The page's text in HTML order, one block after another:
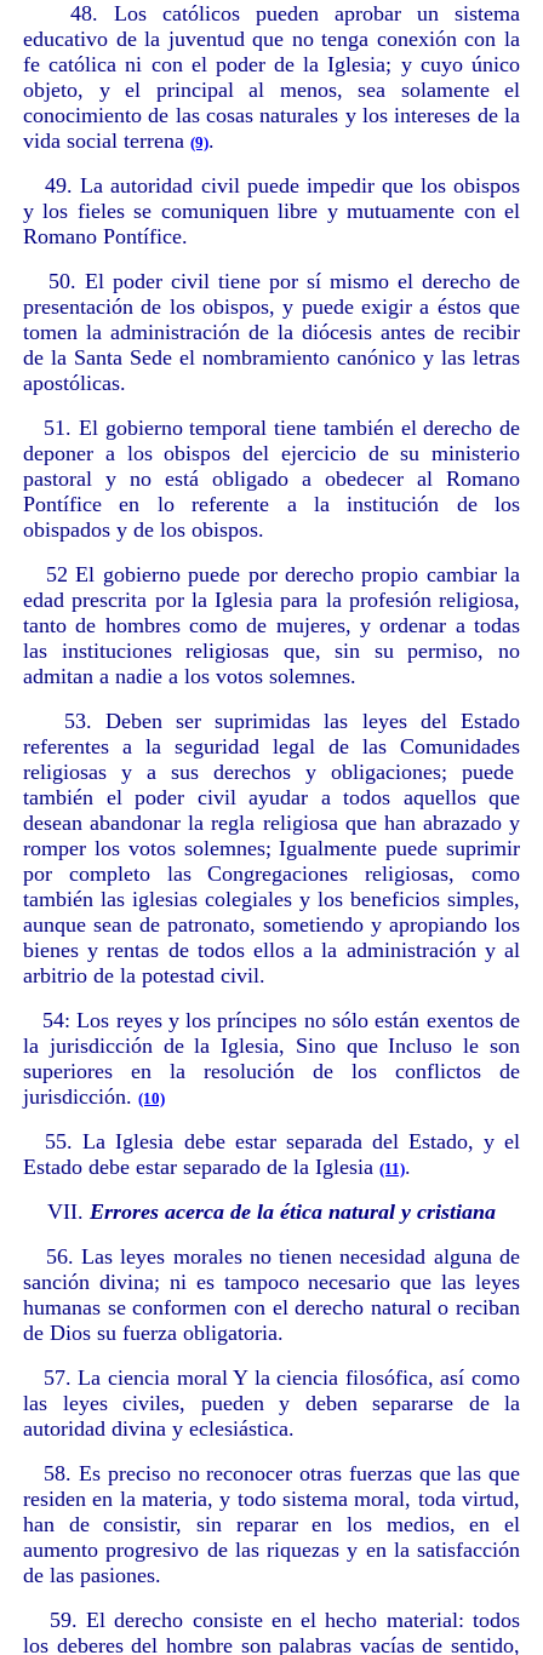
48. Los católicos pueden aprobar un sistema
educativo de la juventud que no tenga conexión con la
fe católica ni con el poder de la Iglesia; y cuyo único
objeto, y el principal al menos, sea solamente el
conocimiento de las cosas naturales y los intereses de la
vida social terrena (9).
49. La autoridad civil puede impedir que los obispos
y los fieles se comuniquen libre y mutuamente con el
Romano Pontífice.
50. El poder civil tiene por sí mismo el derecho de
presentación de los obispos, y puede exigir a éstos que
tomen la administración de la diócesis antes de recibir
de la Santa Sede el nombramiento canónico y las letras
apostólicas.
51. El gobierno temporal tiene también el derecho de
deponer a los obispos del ejercicio de su ministerio
pastoral y no está obligado a obedecer al Romano
Pontífice en lo referente a la institución de los
obispados y de los obispos.
52 El gobierno puede por derecho propio cambiar la
edad prescrita por la Iglesia para la profesión religiosa,
tanto de hombres como de mujeres, y ordenar a todas
las instituciones religiosas que, sin su permiso, no
admitan a nadie a los votos solemnes.
53. Deben ser suprimidas las leyes del Estado
referentes a la seguridad legal de las Comunidades
religiosas y a sus derechos y obligaciones; puede
también el poder civil ayudar a todos aquellos que
desean abandonar la regla religiosa que han abrazado y
romper los votos solemnes; Igualmente puede suprimir
por completo las Congregaciones religiosas, como
también las iglesias colegiales y los beneficios simples,
aunque sean de patronato, sometiendo y apropiando los
bienes y rentas de todos ellos a la administración y al
arbitrio de la potestad civil.
54: Los reyes y los príncipes no sólo están exentos de
la jurisdicción de la Iglesia, Sino que Incluso le son
superiores en la resolución de los conflictos de
jurisdicción. (10)
55. La Iglesia debe estar separada del Estado, y el
Estado debe estar separado de la Iglesia (11).
VII. Errores acerca de la ética natural y cristiana
56. Las leyes morales no tienen necesidad alguna de
sanción divina; ni es tampoco necesario que las leyes
humanas se conformen con el derecho natural o reciban
de Dios su fuerza obligatoria.
57. La ciencia moral Y la ciencia filosófica, así como
las leyes civiles, pueden y deben separarse de la
autoridad divina y eclesiástica.
58. Es preciso no reconocer otras fuerzas que las que
residen en la materia, y todo sistema moral, toda virtud,
han de consistir, sin reparar en los medios, en el
aumento progresivo de las riquezas y en la satisfacción
de las pasiones.
59. El derecho consiste en el hecho material: todos
los deberes del hombre son palabras vacías de sentido,